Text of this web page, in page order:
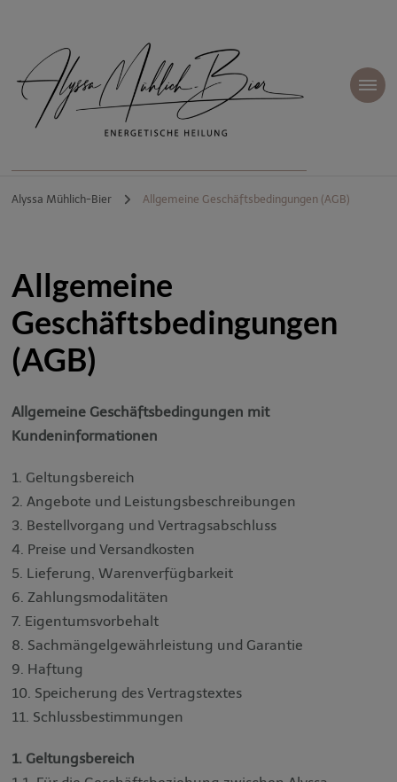
Alyssa Mühlich-Bier
| Energetische
Alyssa Mühlich-Bier Allgemeine Geschäftsbedingungen (AGB)
Allgemeine
Geschäftsbedingungen
(AGB)
Allgemeine Geschäftsbedingungen mit
Kundeninformationen
1. Geltungsbereich
2. Angebote und Leistungsbeschreibungen
3. Bestellvorgang und Vertragsabschluss
4. Preise und Versandkosten
5. Lieferung, Warenverfügbarkeit
6. Zahlungsmodalitäten
7. Eigentumsvorbehalt
8. Sachmängelgewährleistung und Garantie
9. Haftung
10. Speicherung des Vertragstextes
11. Schlussbestimmungen
1. Geltungsbereich